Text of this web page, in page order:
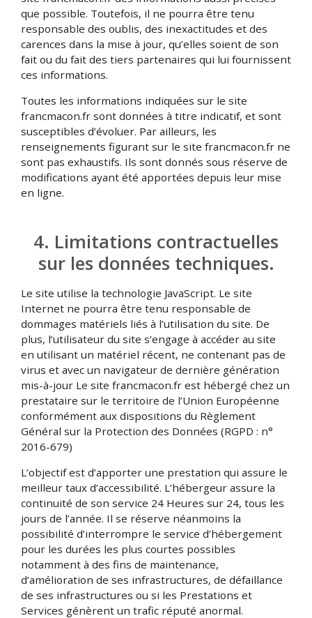
que possible. Toutefois, il ne pourra être tenu
responsable des oublis, des inexactitudes et des
carences dans la mise à jour, qu’elles soient de son
fait ou du fait des tiers partenaires qui lui fournissent
ces informations.
Toutes les informations indiquées sur le site
francmacon.fr sont données à titre indicatif, et sont
susceptibles d’évoluer. Par ailleurs, les
renseignements figurant sur le site francmacon.fr ne
sont pas exhaustifs. Ils sont donnés sous réserve de
modifications ayant été apportées depuis leur mise
en ligne.
4. Limitations contractuelles
sur les données techniques.
Le site utilise la technologie JavaScript. Le site
Internet ne pourra être tenu responsable de
dommages matériels liés à l’utilisation du site. De
plus, l’utilisateur du site s’engage à accéder au site
en utilisant un matériel récent, ne contenant pas de
virus et avec un navigateur de dernière génération
mis-à-jour Le site francmacon.fr est hébergé chez un
prestataire sur le territoire de l’Union Européenne
conformément aux dispositions du Règlement
Général sur la Protection des Données (RGPD : n°
2016-679)
L’objectif est d’apporter une prestation qui assure le
meilleur taux d’accessibilité. L’hébergeur assure la
continuité de son service 24 Heures sur 24, tous les
jours de l’année. Il se réserve néanmoins la
possibilité d’interrompre le service d’hébergement
pour les durées les plus courtes possibles
notamment à des fins de maintenance,
d’amélioration de ses infrastructures, de défaillance
de ses infrastructures ou si les Prestations et
Services génèrent un trafic réputé anormal.